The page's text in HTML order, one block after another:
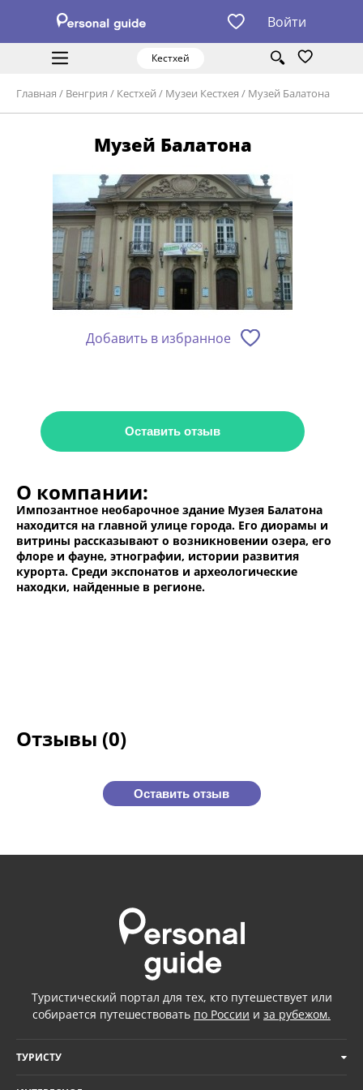
Войти
Кестхей
Главная / Венгрия / Кестхей / Музеи Кестхея / Музей Балатона
Музей Балатона
Добавить в избранное
Оставить отзыв
О компании:
Импозантное необарочное здание Музея Балатона
находится на главной улице города. Его диорамы и
витрины рассказывают о возникновении озера, его
флоре и фауне, этнографии, истории развития
курорта. Среди экспонатов и археологические
находки, найденные в регионе.
Отзывы (0)
Оставить отзыв
Туристический портал для тех, кто путешествует или
собирается путешествовать по России и за рубежом.
ТУРИСТУ